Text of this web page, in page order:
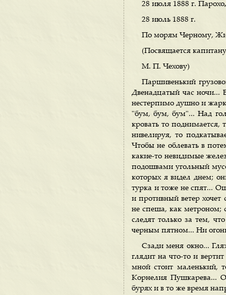
28 июля 1888 г.
28 июль 1888 г.
По морям Черному,
(Посвящается
М. П. Чехову)
Паршивенький
Двенадцатый час ночи...
нестерпимо душно и
"бум, бум, бум"... Над
кровать то поднимается,
нивелируя, то
Чтобы не облевать в
какие-то невидимые
подошвами угольный
которых я видел днем;
турка и тоже не спят...
и противный ветер
не спеша, как метроном;
следят только за тем,
черным пятном... Ни
Сзади меня окно...
глядит на что-то и
мной стоит маленький,
Корнелия Пушкарева...
бурях и в то же время